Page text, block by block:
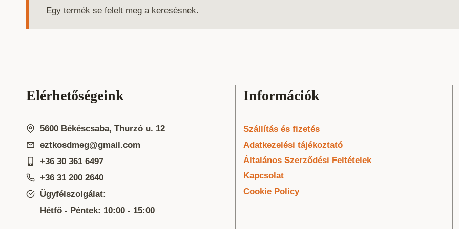
Egy termék se felelt meg a keresésnek.
Elérhetőségeink
5600 Békéscsaba, Thurzó u. 12
eztkosdmeg@gmail.com
+36 30 361 6497
+36 31 200 2640
Ügyfélszolgálat:
Hétfő - Péntek: 10:00 - 15:00
Információk
Szállítás és fizetés
Adatkezelési tájékoztató
Általános Szerződési Feltételek
Kapcsolat
Cookie Policy